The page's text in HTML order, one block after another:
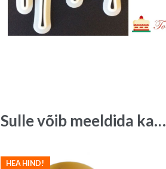
Sulle võib meeldida ka…
HEA HIND!